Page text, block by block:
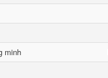
minh